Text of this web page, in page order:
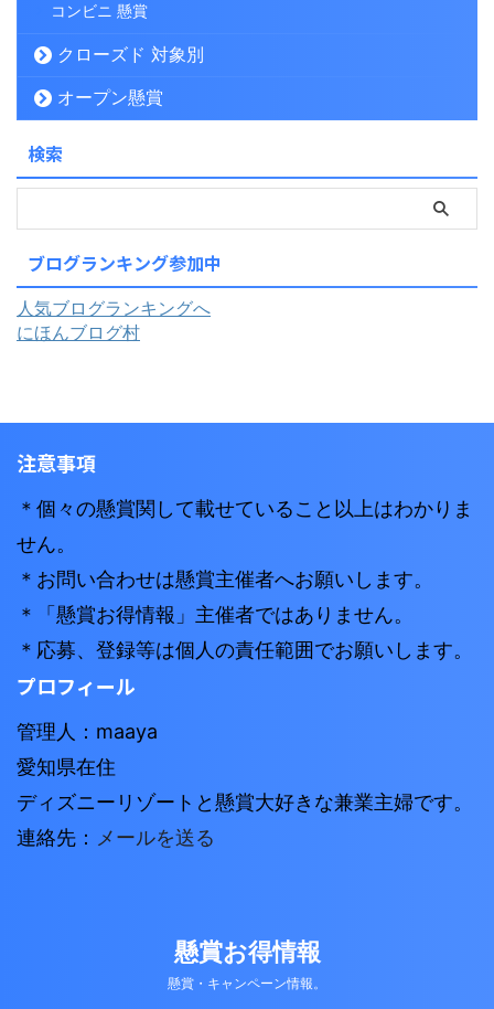
コンビニ 懸賞
クローズド 対象別
オープン懸賞
検索
ブログランキング参加中
人気ブログランキングへ
にほんブログ村
注意事項
＊個々の懸賞関して載せていること以上はわかりま
せん。
＊お問い合わせは懸賞主催者へお願いします。
＊「懸賞お得情報」主催者ではありません。
＊応募、登録等は個人の責任範囲でお願いします。
プロフィール
管理人：maaya
愛知県在住
ディズニーリゾートと懸賞大好きな兼業主婦です。
連絡先： メールを送る
懸賞お得情報
懸賞・キャンペーン情報。